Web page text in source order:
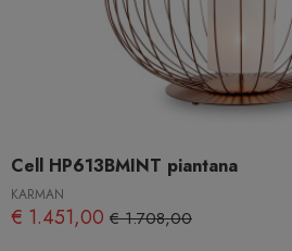
Cell HP613BMINT piantana
KARMAN
€ 1.451,00 € 1.708,00